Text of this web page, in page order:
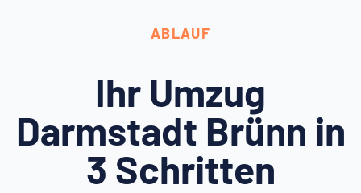
ABLAUF
Ihr Umzug
Darmstadt Brünn in
3 Schritten